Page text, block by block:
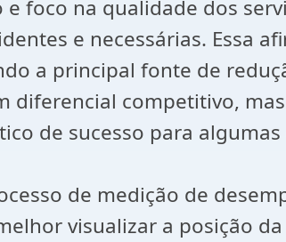
foco na qualidade dos
e necessárias. Essa
a principal fonte de
diferencial competitivo,
de sucesso para algumas
de medição de
visualizar a posição